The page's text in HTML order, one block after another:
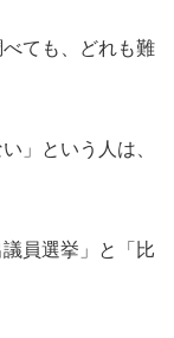
ても、どれも難
」という人は、
員選挙」と「比